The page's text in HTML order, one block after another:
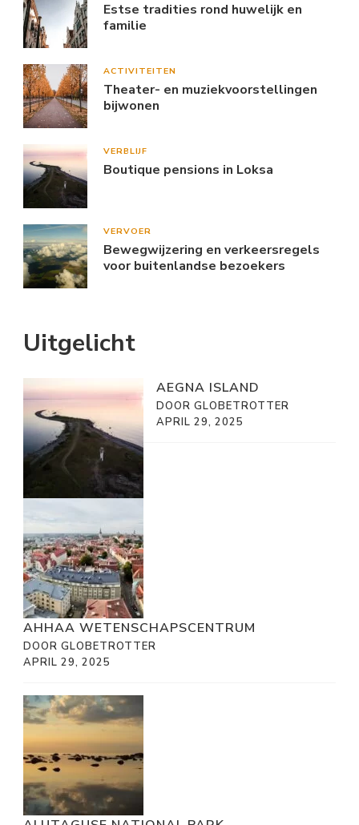
Estse tradities rond huwelijk en
familie
ACTIVITEITEN
Theater- en muziekvoorstellingen
bijwonen
VERBLIJF
Boutique pensions in Loksa
VERVOER
Bewegwijzering en verkeersregels
voor buitenlandse bezoekers
Uitgelicht
AEGNA ISLAND
DOOR GLOBETROTTER
APRIL 29, 2025
AHHAA WETENSCHAPSCENTRUM
DOOR GLOBETROTTER
APRIL 29, 2025